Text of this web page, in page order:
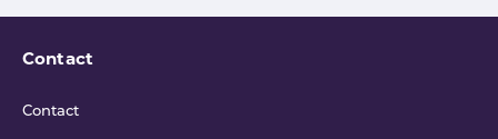
Contact
Contact